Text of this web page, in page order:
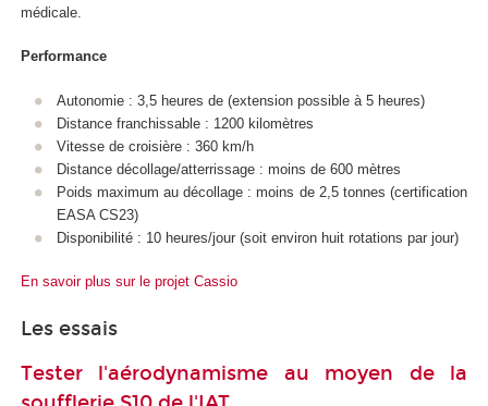
médicale.
Performance
Autonomie : 3,5 heures de (extension possible à 5 heures)
Distance franchissable : 1200 kilomètres
Vitesse de croisière : 360 km/h
Distance décollage/atterrissage : moins de 600 mètres
Poids maximum au décollage : moins de 2,5 tonnes (certification
EASA CS23)
Disponibilité : 10 heures/jour (soit environ huit rotations par jour)
En savoir plus sur le projet Cassio
Les essais
Tester l'aérodynamisme au moyen de la